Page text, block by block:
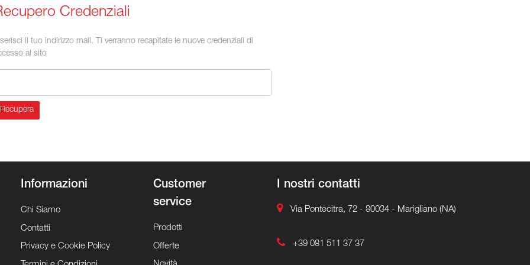
Credenziali
il tuo indirizzo mail. Ti verranno recapitate le nuove credenziali di
al sito
Recupera
Informazioni
Chi Siamo
Contatti
Privacy e Cookie Policy
Customer
service
Prodotti
Offerte
I nostri contatti
Via Pontecitra, 72 - 80034 - Marigliano (NA)
+39 081 511 37 37